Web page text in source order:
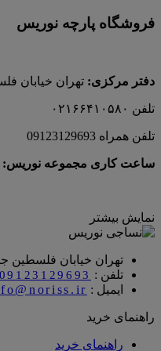
فروشگاه پارچه نوریس
دفتر مرکزی: تهران خیابان فلسطین
تلفن ۰۲۱۶۶۴۱۰۵۸۰
تلفن همراه 09123129693
ساعت کاری مجموعه نوریس:
نمایش بیشتر
تهران خیابان فلسطین
تلفن : 09123129693
ایمیل :
راهنمای خرید
راهنمای خرید